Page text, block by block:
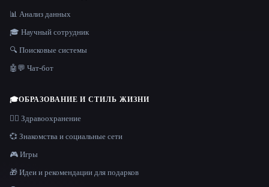
📊 Анализ данных
🎓 Научный сотрудник
🔍 Поисковые системы
🤖💬 Чат-бот
🎓ОБРАЗОВАНИЕ И СТИЛЬ ЖИЗНИ
👩‍⚕️ Здравоохранение
💞 Знакомства и социальные сети
🎮 Игры
🎁 Идеи и рекомендации для подарков